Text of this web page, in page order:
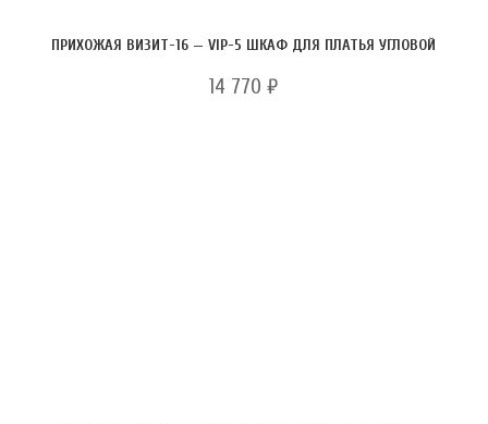
ПРИХОЖАЯ ВИЗИТ-16 — VIP-5 ШКАФ ДЛЯ ПЛАТЬЯ УГЛОВОЙ
14 770₽